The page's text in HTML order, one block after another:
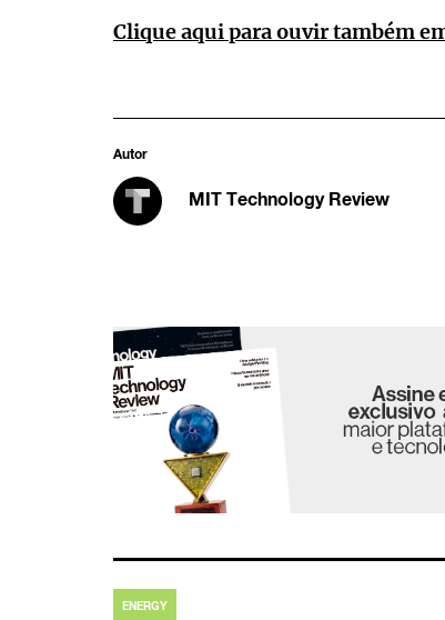
Clique aqui para ouvir também
Autor
MIT Technology Review
ENERGY